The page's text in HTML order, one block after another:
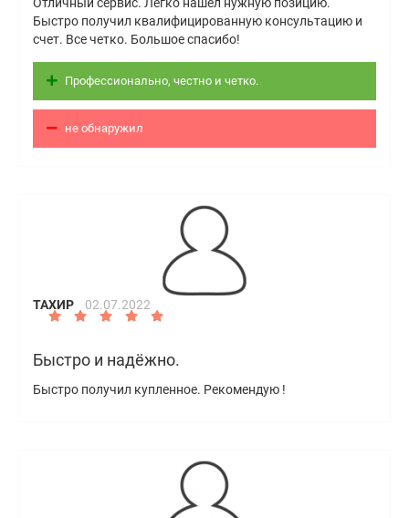
Быстро получил квалифицированную консультацию и
счет. Все четко. Большое спасибо!
Профессионально, честно и четко.
не обнаружил
ТАХИР 02.07.2022
Быстро и надёжно.
Быстро получил купленное. Рекомендую !